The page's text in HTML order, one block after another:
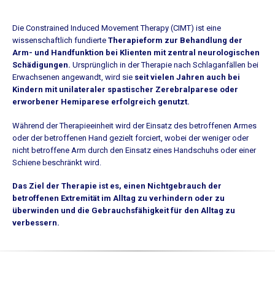
Die Constrained Induced Movement Therapy (CIMT) ist eine
wissenschaftlich fundierte Therapieform zur Behandlung der
Arm- und Handfunktion bei Klienten mit zentral neurologischen
Schädigungen. Ursprünglich in der Therapie nach Schlaganfällen bei
Erwachsenen angewandt, wird sie seit vielen Jahren auch bei
Kindern mit unilateraler spastischer Zerebralparese oder
erworbener Hemiparese erfolgreich genutzt.
Während der Therapieeinheit wird der Einsatz des betroffenen Armes
oder der betroffenen Hand gezielt forciert, wobei der weniger oder
nicht betroffene Arm durch den Einsatz eines Handschuhs oder einer
Schiene beschränkt wird.
Das Ziel der Therapie ist es, einen Nichtgebrauch der
betroffenen Extremität im Alltag zu verhindern oder zu
überwinden und die Gebrauchsfähigkeit für den Alltag zu
verbessern.